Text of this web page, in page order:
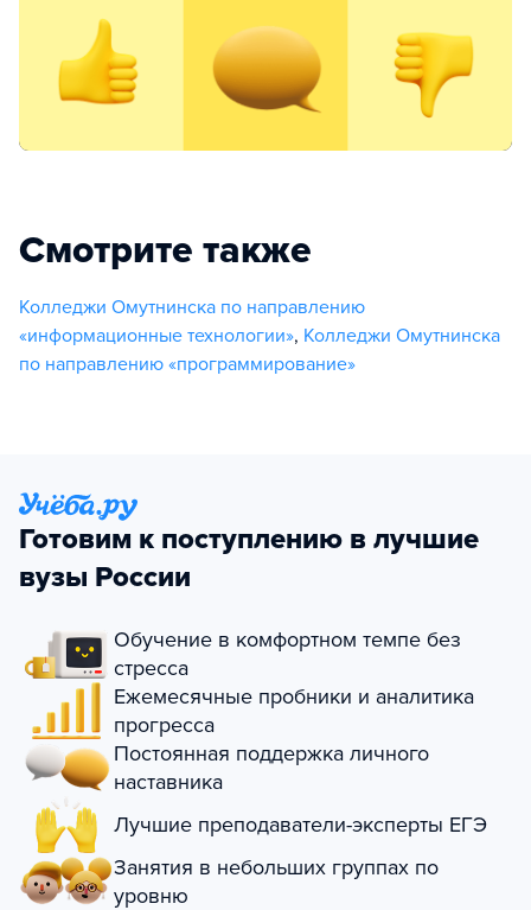
Смотрите также
Колледжи Омутнинска по направлению
«информационные технологии», Колледжи Омутнинска
по направлению «программирование»
Готовим к поступлению в лучшие
вузы России
Обучение в комфортном темпе без
стресса
Ежемесячные пробники и аналитика
прогресса
Постоянная поддержка личного
наставника
Лучшие преподаватели-эксперты ЕГЭ
Занятия в небольших группах по
уровню